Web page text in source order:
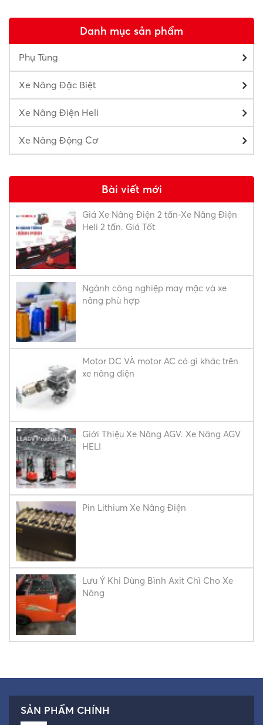
Danh mục sản phẩm
Phụ Tùng
Xe Nâng Đặc Biệt
Xe Nâng Điện Heli
Xe Nâng Động Cơ
Bài viết mới
Giá Xe Nâng Điện 2 tấn-Xe Nâng Điện
Heli 2 tấn. Giá Tốt
Ngành công nghiệp may mặc và xe
nâng phù hợp
Motor DC VÀ motor AC có gì khác trên
xe nâng điện
Giới Thiệu Xe Nâng AGV. Xe Nâng AGV
HELI
Pin Lithium Xe Nâng Điện
Lưu Ý Khi Dùng Bình Axit Chì Cho Xe
Nâng
SẢN PHẨM CHÍNH